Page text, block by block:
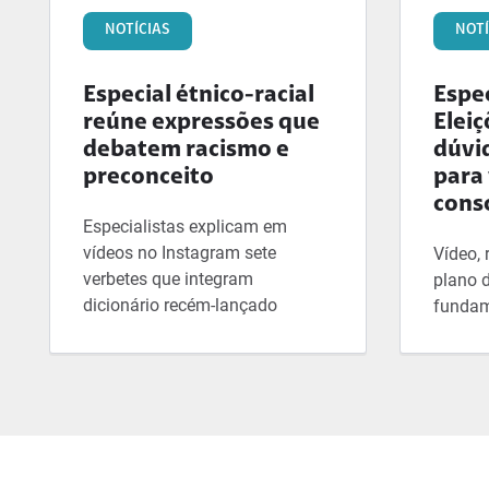
NOTÍCIAS
Especial étnico-racial
reúne expressões que
debatem racismo e
preconceito
Especialistas explicam em
vídeos no Instagram sete
verbetes que integram
dicionário recém-lançado
para
Vídeo,
plano